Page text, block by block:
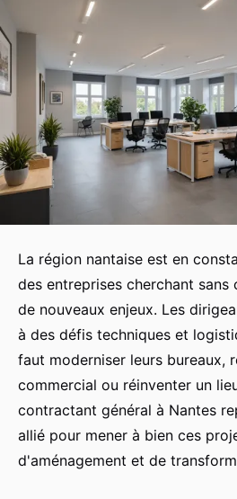
La région nantaise est en
des entreprises cherchant sans
de nouveaux enjeux. Les
à des défis techniques et
faut moderniser leurs bureaux,
commercial ou réinventer un
contractant général à Nantes
allié pour mener à bien ces
d'aménagement et de